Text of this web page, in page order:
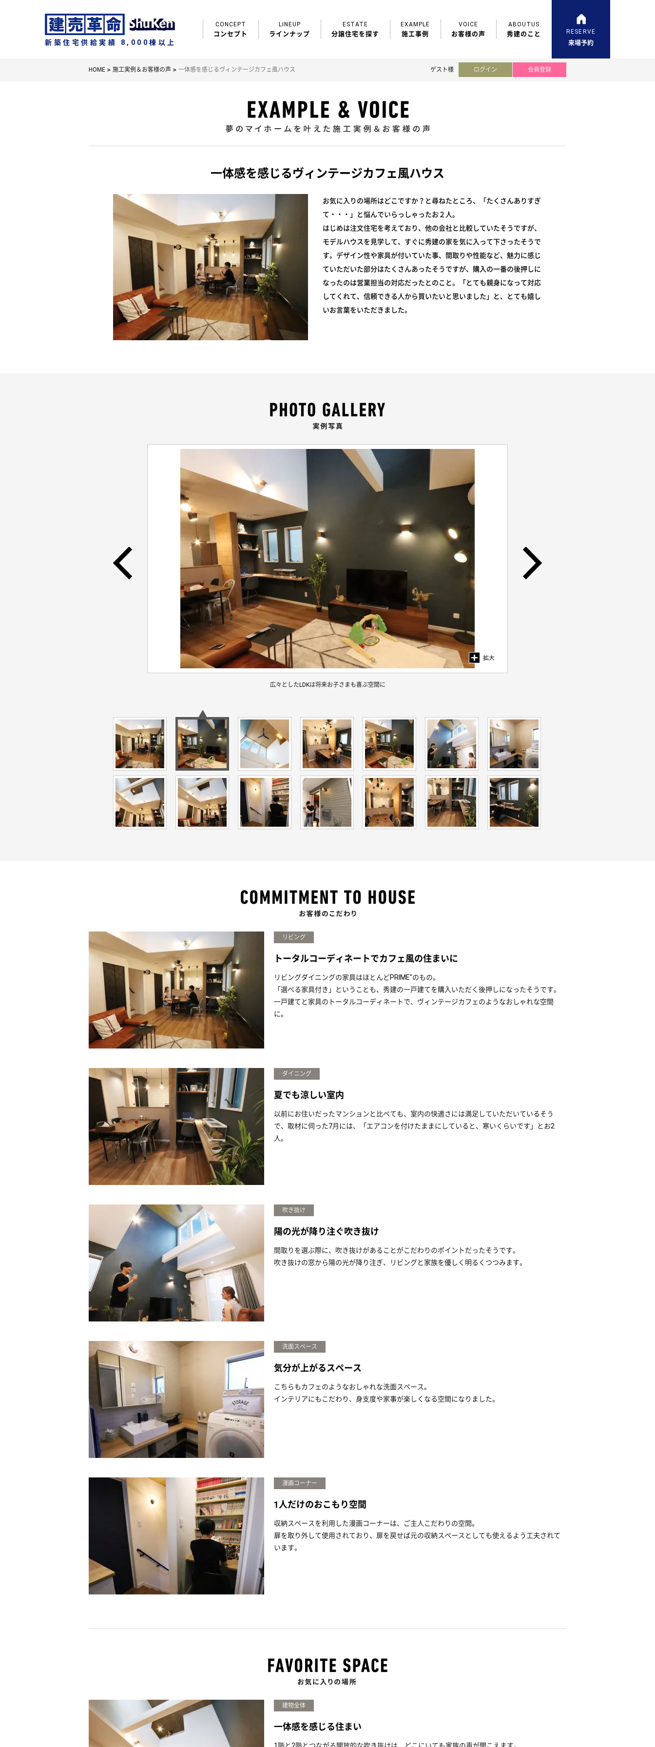
新築住宅供給実績 8,000棟以上
CONCEPT
コンセプト
LINEUP
ラインナップ
ESTATE
分譲住宅を探す
EXAMPLE
施工事例
VOICE
お客様の声
ABOUTUS
秀建のこと RESERVE
来場予約
HOME 施工実例＆お客様の声 一体感を感じるヴィンテージカフェ風ハウス ゲスト様 ログイン 会員登録
一体感を感じるヴィンテージカフェ風ハウス
お気に入りの場所はどこですか？と尋ねたところ、「たくさんありすぎ
て・・・」と悩んでいらっしゃったお２人。
はじめは注文住宅を考えており、他の会社と比較していたそうですが、
モデルハウスを見学して、すぐに秀建の家を気に入って下さったそうで
す。デザイン性や家具が付いていた事、間取りや性能など、魅力に感じ
ていただいた部分はたくさんあったそうですが、購入の一番の後押しに
なったのは営業担当の対応だったとのこと。「とても親身になって対応
してくれて、信頼できる人から買いたいと思いました」と、とても嬉し
いお言葉をいただきました。
シーリングファンもこだわりのポイント
リビング
トータルコーディネートでカフェ風の住まいに
リビングダイニングの家具はほとんどPRIME"のもの。
「選べる家具付き」ということも、秀建の一戸建てを購入いただく後押しになったそうです。
一戸建てと家具のトータルコーディネートで、ヴィンテージカフェのようなおしゃれな空間
に。
ダイニング
夏でも涼しい室内
以前にお住いだったマンションと比べても、室内の快適さには満足していただいているそう
で、取材に伺った7月には、「エアコンを付けたままにしていると、寒いくらいです」とお2
人。
吹き抜け
陽の光が降り注ぐ吹き抜け
間取りを選ぶ際に、吹き抜けがあることがこだわりのポイントだったそうです。
吹き抜けの窓から陽の光が降り注ぎ、リビングと家族を優しく明るくつつみます。
洗面スペース
気分が上がるスペース
こちらもカフェのようなおしゃれな洗面スペース。
インテリアにもこだわり、身支度や家事が楽しくなる空間になりました。
漫画コーナー
1人だけのおこもり空間
収納スペースを利用した漫画コーナーは、ご主人こだわりの空間。
扉を取り外して使用されており、扉を戻せば元の収納スペースとしても使えるよう工夫されて
います。
建物全体
一体感を感じる住まい